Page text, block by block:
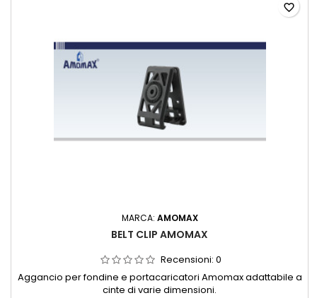
MARCA: AMOMAX
BELT CLIP AMOMAX
Recensioni: 0
Aggancio per fondine e portacaricatori Amomax adattabile a
cinte di varie dimensioni.
favorite_border